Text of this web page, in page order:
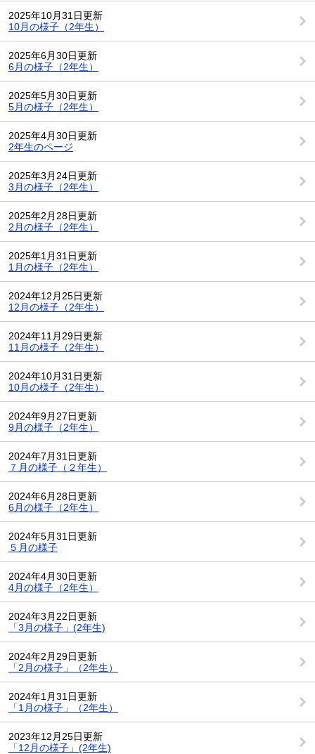
2025年10月31日更新
10月の様子（2年生）
2025年6月30日更新
6月の様子（2年生）
2025年5月30日更新
5月の様子（2年生）
2025年4月30日更新
2年生のページ
2025年3月24日更新
3月の様子（2年生）
2025年2月28日更新
2月の様子（2年生）
2025年1月31日更新
1月の様子（2年生）
2024年12月25日更新
12月の様子（2年生）
2024年11月29日更新
11月の様子（2年生）
2024年10月31日更新
10月の様子（2年生）
2024年9月27日更新
9月の様子（2年生）
2024年7月31日更新
７月の様子（２年生）
2024年6月28日更新
6月の様子（2年生）
2024年5月31日更新
５月の様子
2024年4月30日更新
4月の様子（2年生）
2024年3月22日更新
「3月の様子」(2年生)
2024年2月29日更新
「2月の様子」（2年生）
2024年1月31日更新
「1月の様子」（2年生）
2023年12月25日更新
「12月の様子」(2年生)